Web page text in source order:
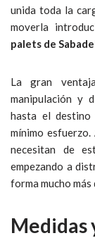
unida toda la
moverla
palets de
La gran
manipulación y
hasta el
mínimo esfuerzo.
necesitan de
empezando a
forma mucho
Medidas